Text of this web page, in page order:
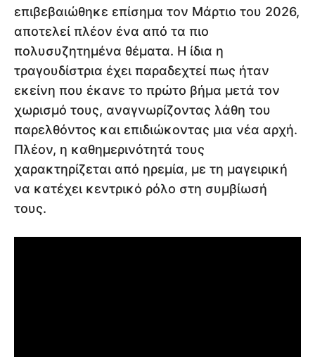
επιβεβαιώθηκε επίσημα τον Μάρτιο του 2026,
αποτελεί πλέον ένα από τα πιο
πολυσυζητημένα θέματα. Η ίδια η
τραγουδίστρια έχει παραδεχτεί πως ήταν
εκείνη που έκανε το πρώτο βήμα μετά τον
χωρισμό τους, αναγνωρίζοντας λάθη του
παρελθόντος και επιδιώκοντας μια νέα αρχή.
Πλέον, η καθημερινότητά τους
χαρακτηρίζεται από ηρεμία, με τη μαγειρική
να κατέχει κεντρικό ρόλο στη συμβίωσή
τους.